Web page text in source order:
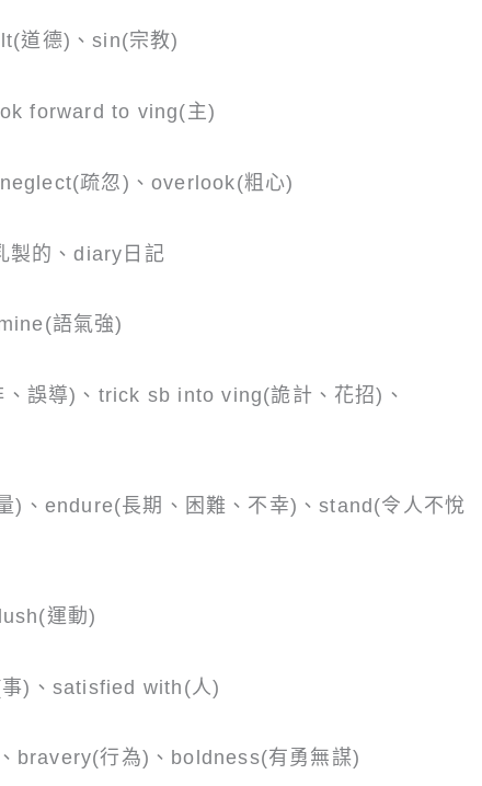
道德)、sin(宗教)
forward to ving(主)
疏忽)、overlook(粗心)
製的、diary日記
語氣強)
誤導)、trick sb into ving(詭計、花招)、
)、endure(長期、困難、不幸)、stand(令人不悅
運動)
)、satisfied with(人)
bravery(行為)、boldness(有勇無謀)